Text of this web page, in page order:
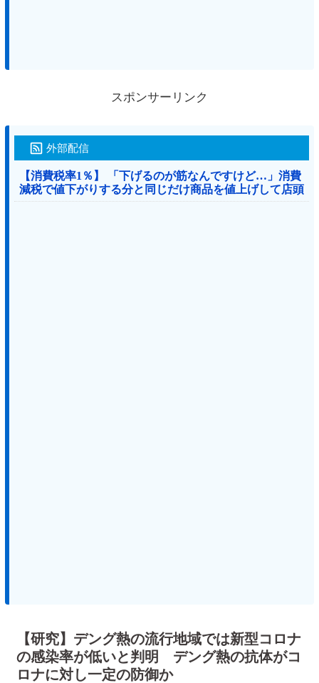
スポンサーリンク
外部配信
【消費税率1％】 「下げるのが筋なんですけど…」消費
減税で値下がりする分と同じだけ商品を値上げして店頭
価格を変えない店も
【研究】デング熱の流行地域では新型コロナ
の感染率が低いと判明 デング熱の抗体がコ
ロナに対し一定の防御か